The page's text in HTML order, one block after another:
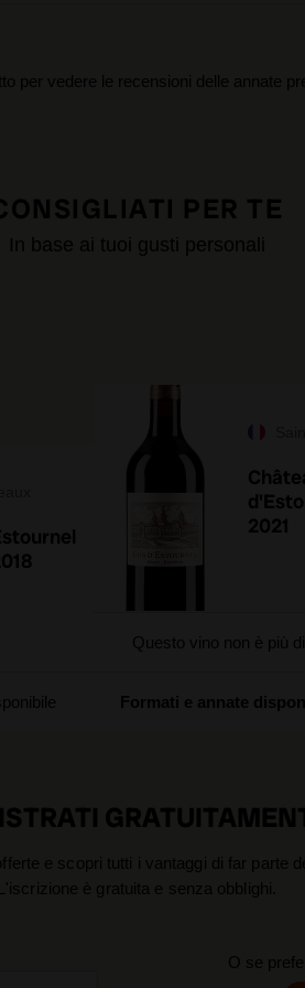
per vedere le recensioni delle annate
PER TE
In base ai tuoi gusti personali
2021
Questo vino non è più
Formati e annate
e scopri tutti i vantaggi di far parte
L'iscrizione è gratuita e senza obblighi.
O se